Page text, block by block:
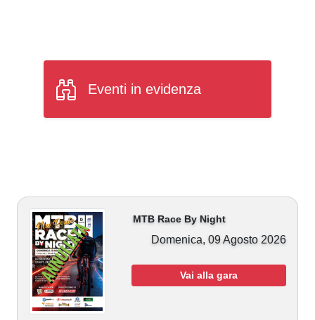
Eventi in evidenza
MTB Race By Night
Domenica, 09 Agosto 2026
Vai alla gara